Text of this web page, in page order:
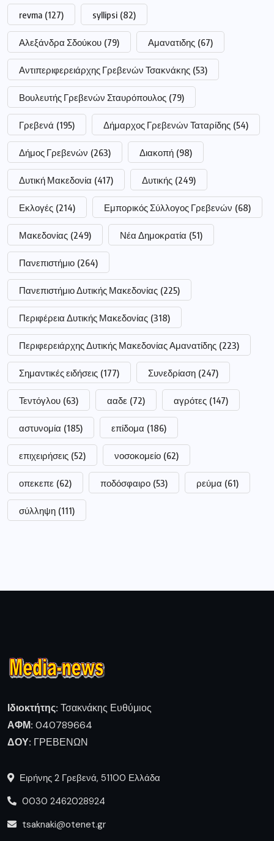
revma (127) syllipsi (82)
Αλεξάνδρα Σδούκου (79) Αμανατιδης (67)
Αντιπεριφερειάρχης Γρεβενών Τσακνάκης (53)
Βουλευτής Γρεβενών Σταυρόπουλος (79)
Γρεβενά (195) Δήμαρχος Γρεβενών Ταταρίδης (54)
Δήμος Γρεβενών (263) Διακοπή (98)
Δυτική Μακεδονία (417) Δυτικής (249)
Εκλογές (214) Εμπορικός Σύλλογος Γρεβενών (68)
Μακεδονίας (249) Νέα Δημοκρατία (51)
Πανεπιστήμιο (264)
Πανεπιστήμιο Δυτικής Μακεδονίας (225)
Περιφέρεια Δυτικής Μακεδονίας (318)
Περιφερειάρχης Δυτικής Μακεδονίας Αμανατίδης (223)
Σημαντικές ειδήσεις (177) Συνεδρίαση (247)
Τεντόγλου (63) ααδε (72) αγρότες (147)
αστυνομία (185) επίδομα (186)
επιχειρήσεις (52) νοσοκομείο (62)
οπεκεπε (62) ποδόσφαιρο (53) ρεύμα (61)
σύλληψη (111)
Ιδιοκτήτης: Τσακνάκης Ευθύμιος
ΑΦΜ: 040789664
ΔΟΥ: ΓΡΕΒΕΝΩΝ
Ειρήνης 2 Γρεβενά, 51100 Ελλάδα
0030 2462028924
tsaknaki@otenet.gr